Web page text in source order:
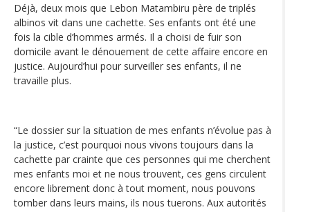
Déjà, deux mois que Lebon Matambiru père de triplés
albinos vit dans une cachette. Ses enfants ont été une
fois la cible d’hommes armés. Il a choisi de fuir son
domicile avant le dénouement de cette affaire encore en
justice. Aujourd’hui pour surveiller ses enfants, il ne
travaille plus.
“Le dossier sur la situation de mes enfants n’évolue pas à
la justice, c’est pourquoi nous vivons toujours dans la
cachette par crainte que ces personnes qui me cherchent
mes enfants moi et ne nous trouvent, ces gens circulent
encore librement donc à tout moment, nous pouvons
tomber dans leurs mains, ils nous tuerons. Aux autorités